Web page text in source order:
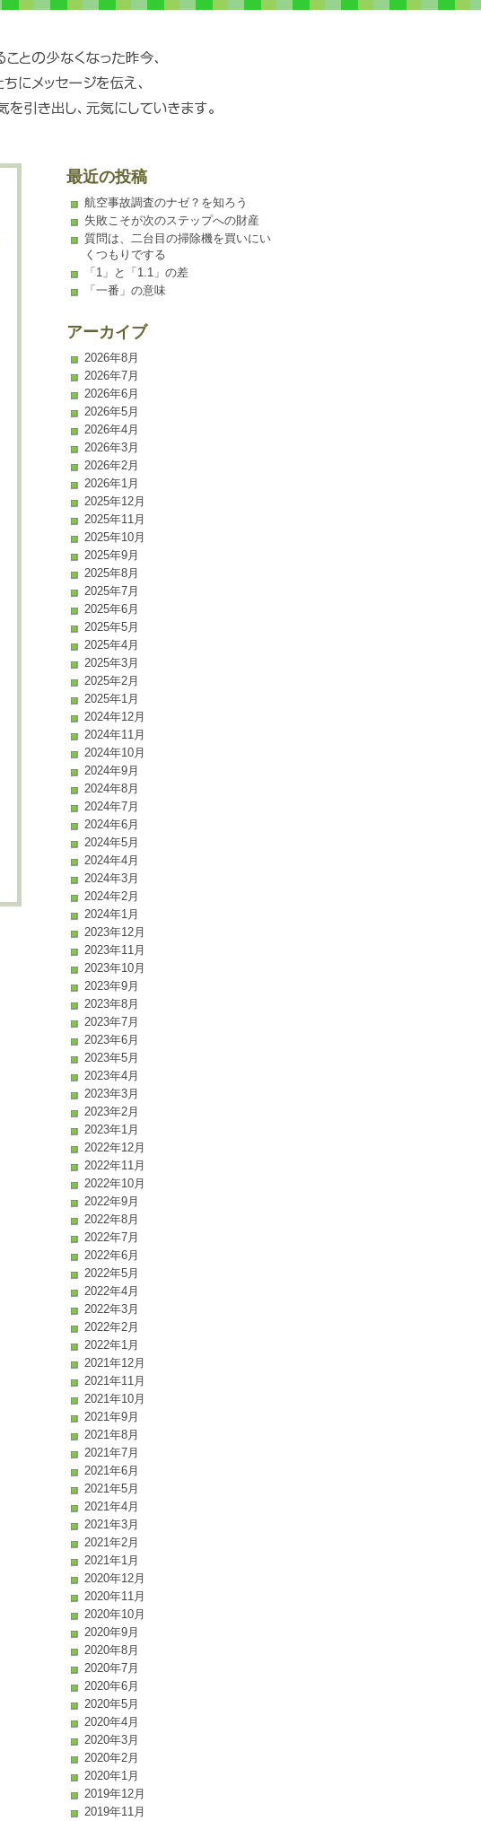
最近の投稿
航空事故調査のナゼ？を知ろう
失敗こそが次のステップへの財産
質問は、二台目の掃除機を買いにい
くつもりでする
「1」と「1.1」の差
「一番」の意味
アーカイブ
2026年8月
2026年7月
2026年6月
2026年5月
2026年4月
2026年3月
2026年2月
2026年1月
2025年12月
2025年11月
2025年10月
2025年9月
2025年8月
2025年7月
2025年6月
2025年5月
2025年4月
2025年3月
2025年2月
2025年1月
2024年12月
2024年11月
2024年10月
2024年9月
2024年8月
2024年7月
2024年6月
2024年5月
2024年4月
2024年3月
2024年2月
2024年1月
2023年12月
2023年11月
2023年10月
2023年9月
2023年8月
2023年7月
2023年6月
2023年5月
2023年4月
2023年3月
2023年2月
2023年1月
2022年12月
2022年11月
2022年10月
2022年9月
2022年8月
2022年7月
2022年6月
2022年5月
2022年4月
2022年3月
2022年2月
2022年1月
2021年12月
2021年11月
2021年10月
2021年9月
2021年8月
2021年7月
2021年6月
2021年5月
2021年4月
2021年3月
2021年2月
2021年1月
2020年12月
2020年11月
2020年10月
2020年9月
2020年8月
2020年7月
2020年6月
2020年5月
2020年4月
2020年3月
2020年2月
2020年1月
2019年12月
2019年11月